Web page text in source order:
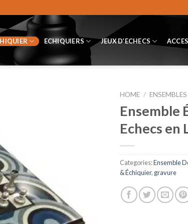
ECHIQUIERS JEUX D’ECHECS
HOME /
Ensemble
Echecs
Categories:Ensemble
& Échiquier, gravure